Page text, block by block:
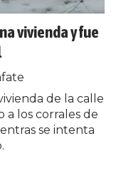
vivienda y fue
de la calle
a los corrales de
se intenta